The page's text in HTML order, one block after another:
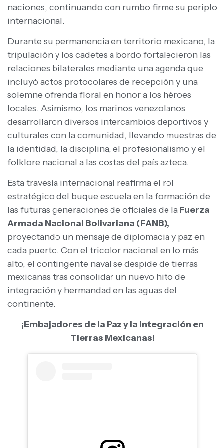
naciones, continuando con rumbo firme su periplo
internacional.
Durante su permanencia en territorio mexicano, la
tripulación y los cadetes a bordo fortalecieron las
relaciones bilaterales mediante una agenda que
incluyó actos protocolares de recepción y una
solemne ofrenda floral en honor a los héroes
locales. Asimismo, los marinos venezolanos
desarrollaron diversos intercambios deportivos y
culturales con la comunidad, llevando muestras de
la identidad, la disciplina, el profesionalismo y el
folklore nacional a las costas del país azteca.
Esta travesía internacional reafirma el rol
estratégico del buque escuela en la formación de
las futuras generaciones de oficiales de laFuerza
Armada Nacional Bolivariana (FANB),
proyectando un mensaje de diplomacia y paz en
cada puerto. Con el tricolor nacional en lo más
alto, el contingente naval se despide de tierras
mexicanas tras consolidar un nuevo hito de
integración y hermandad en las aguas del
continente.
¡Embajadores de la Paz y la Integración en
Tierras Mexicanas!